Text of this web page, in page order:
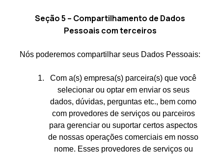
Seção 5 – Compartilhamento de Dados
Pessoais com terceiros
Nós poderemos compartilhar seus Dados Pessoais:
Com a(s) empresa(s) parceira(s) que você
selecionar ou optar em enviar os seus
dados, dúvidas, perguntas etc., bem como
com provedores de serviços ou parceiros
para gerenciar ou suportar certos aspectos
de nossas operações comerciais em nosso
nome. Esses provedores de serviços ou